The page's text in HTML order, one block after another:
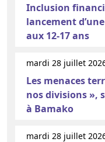
Inclusion
lancement
aux 12-17 ans
mardi 28 juillet
Les menaces
nos divisions »,
à Bamako
mardi 28 juillet